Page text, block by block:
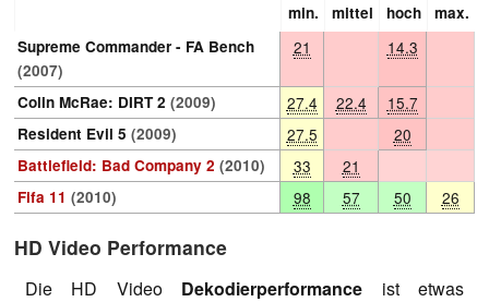
min. mittel hoch
max.
Supreme Commander - FA Bench
(2007)
21 14.3
Colin McRae: DIRT 2 (2009) 27.4 22.4 15.7
Resident Evil 5 (2009) 27.5 20
Battlefield: Bad Company 2 (2010) 33 21
Fifa 11 (2010) 98 57 50 26
HD Video Performance
Die HD Video Dekodierperformance ist etwas